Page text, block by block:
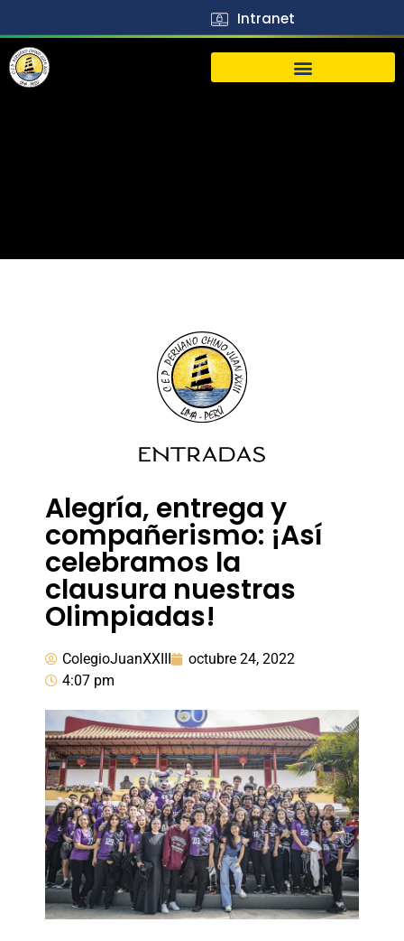
Intranet
ENTRADAS
Alegría, entrega y
compañerismo: ¡Así
celebramos la
clausura nuestras
Olimpiadas!
ColegioJuanXXIII
octubre 24, 2022
4:07 pm